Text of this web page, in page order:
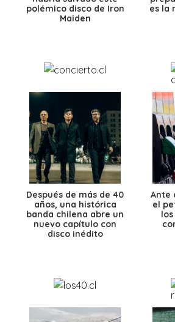
polémico disco de Iron
Maiden
es la
Después de más de 40
años, una histórica
banda chilena abre un
nuevo capítulo con
disco inédito
Ante
el